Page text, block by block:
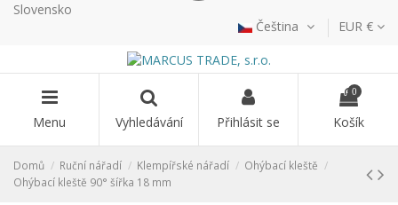
Slovensko
Čeština
EUR €
Menu Vyhledávání Přihlásit se
0
Košík
Domů Ruční nářadí Klempířské nářadí
Ohýbací kleště
Ohýbací kleště 90° šířka 18 mm